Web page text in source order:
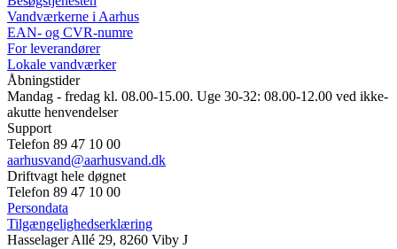
Vandværkerne i Aarhus
EAN- og CVR-numre
For leverandører
Lokale vandværker
Åbningstider
Mandag - fredag kl. 08.00-15.00. Uge 30-32: 08.00-12.00 ved ikke-
akutte henvendelser
Support
Telefon 89 47 10 00
aarhusvand@aarhusvand.dk
Driftvagt hele døgnet
Telefon 89 47 10 00
Persondata
Tilgængelighedserklæring
Hasselager Allé 29, 8260 Viby J